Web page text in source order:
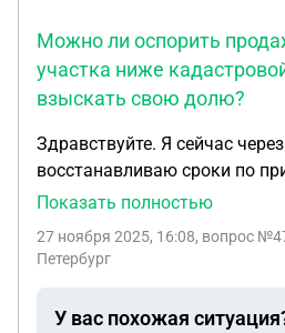
Можно ли оспорить
участка ниже
взыскать свою долю?
Здравствуйте. Я сейчас
восстанавливаю сроки по
Мне стало известно, что в
продал по цене ниже
Показать полностью
27 ноября 2025, 16:08, вопрос
Петербург
У вас похожая